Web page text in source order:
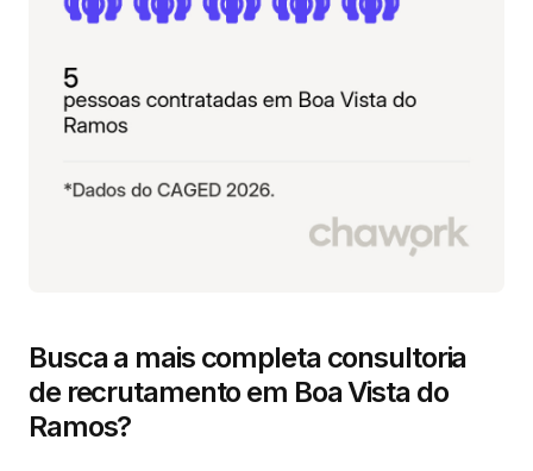
Busca a mais completa consultoria
de recrutamento em Boa Vista do
Ramos?